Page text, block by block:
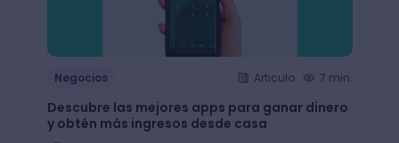
Negocios Articulo 7 min.
Descubre las mejores apps para ganar dinero
y obtén más ingresos desde casa